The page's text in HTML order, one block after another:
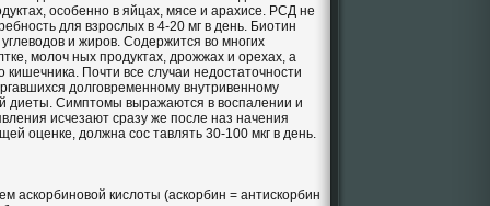
особенно в яйцах, мясе и арахисе. РСД не
для взрослых в 4-20 мг в день. Биотин
и жиров. Содержится во многих
молоч ных продуктах, дрожжах и орехах, а
кишечника. Почти все случаи недостаточности
долговременному внутривенному
диеты. Симптомы выражаются в воспалении и
исчезают сразу же после наз начения
оценке, должна сос тавлять 30-100 мкг в день.
аскорбиновой кислоты (аскорбин = антискорбин